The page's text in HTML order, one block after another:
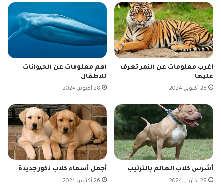
اغرب معلومات عن النمر تعرف
عليها
28 أكتوبر، 2024
اهم معلومات عن الحيوانات
للاطفال
28 أكتوبر، 2024
أشرس كلاب العالم بالترتيب
28 أكتوبر، 2024
أجمل أسماء كلاب ذكور جديدة
26 أكتوبر، 2024